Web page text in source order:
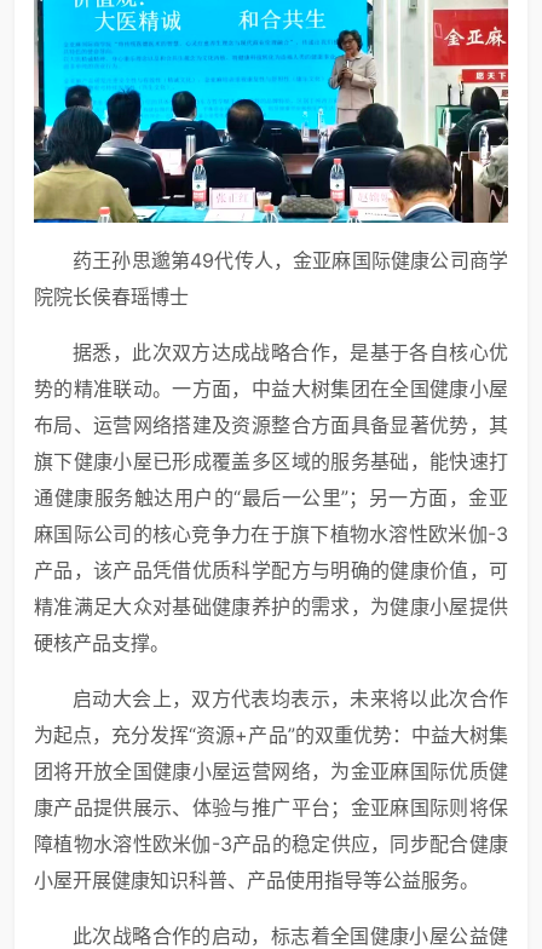
药王孙思邈第49代传人，金亚麻国际健康公司商学
院院长侯春瑶博士
据悉，此次双方达成战略合作，是基于各自核心优
势的精准联动。一方面，中益大树集团在全国健康小屋
布局、运营网络搭建及资源整合方面具备显著优势，其
旗下健康小屋已形成覆盖多区域的服务基础，能快速打
通健康服务触达用户的“最后一公里”；另一方面，金亚
麻国际公司的核心竞争力在于旗下植物水溶性欧米伽-3
产品，该产品凭借优质科学配方与明确的健康价值，可
精准满足大众对基础健康养护的需求，为健康小屋提供
硬核产品支撑。
启动大会上，双方代表均表示，未来将以此次合作
为起点，充分发挥“资源+产品”的双重优势：中益大树集
团将开放全国健康小屋运营网络，为金亚麻国际优质健
康产品提供展示、体验与推广平台；金亚麻国际则将保
障植物水溶性欧米伽-3产品的稳定供应，同步配合健康
小屋开展健康知识科普、产品使用指导等公益服务。
此次战略合作的启动，标志着全国健康小屋公益健